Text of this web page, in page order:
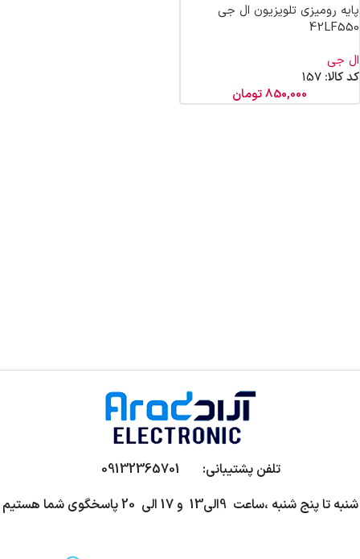
پایه رومیزی تلویزیون ال جی
42LF550
ال جی
کد کالا: 157
850,000تومان
تلفن پشتیبانی: 09132365701
شنبه تا پنج شنبه ،ساعت 9الی13 و 17 الی 20 پاسخگوی شما هستیم